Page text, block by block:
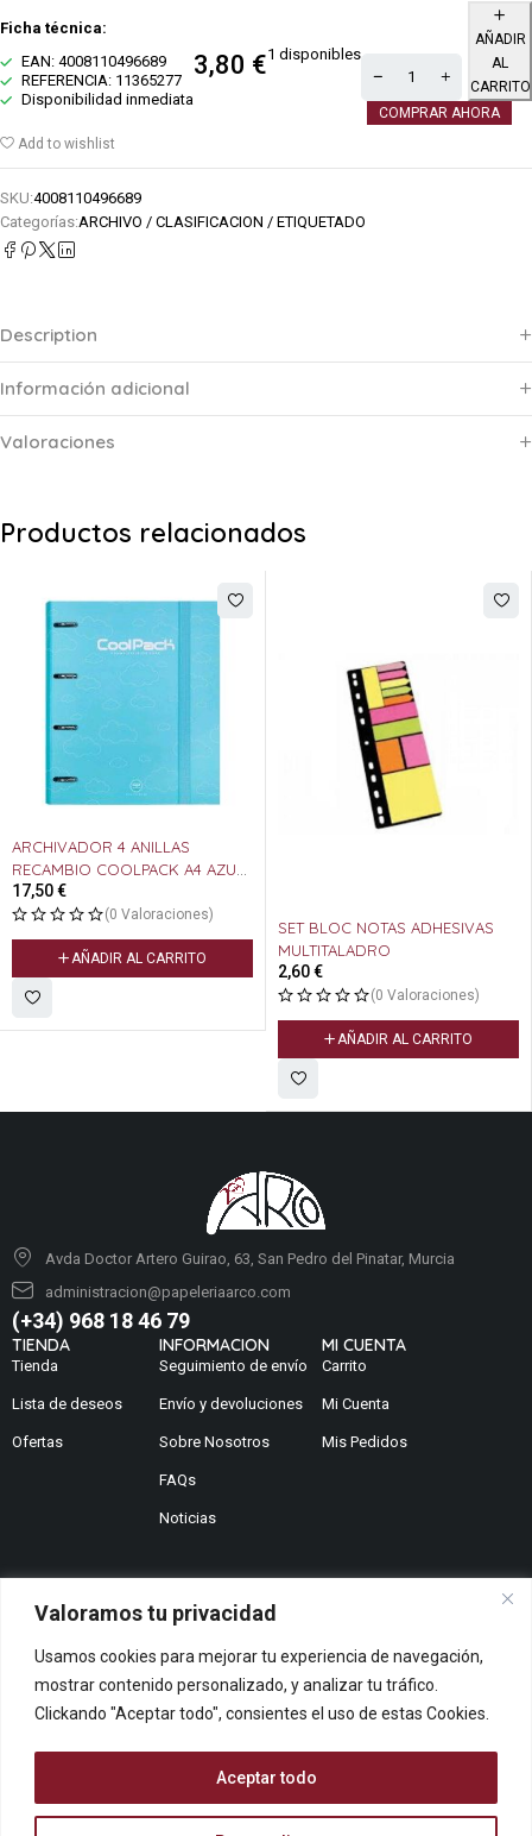
Valoramos tu privacidad
Usamos cookies para mejorar tu experiencia de navegación,
mostrar contenido personalizado, y analizar tu tráfico.
Clickando "Aceptar todo", consientes el uso de estas Cookies.
Aceptar todo
Ficha técnica:
EAN: 4008110496689
REFERENCIA: 11365277
Disponibilidad inmediata
3,80 €1 disponibles
AÑADIR
AL
CARRITO
COMPRAR AHORA
Add to wishlist
SKU:4008110496689
Categorías:ARCHIVO / CLASIFICACION / ETIQUETADO
Description
Información adicional
Valoraciones
Productos relacionados
ARCHIVADOR 4 ANILLAS
RECAMBIO COOLPACK A4 AZUL
PASTEL
17,50€
(0 Valoraciones)
AÑADIR AL CARRITO
SET BLOC NOTAS ADHESIVAS
MULTITALADRO
2,60€
(0 Valoraciones)
AÑADIR AL CARRITO
Avda Doctor Artero Guirao, 63, San Pedro del Pinatar, Murcia
administracion@papeleriaarco.com
(+34) 968 18 46 79
TIENDA
Tienda
Lista de deseos
Ofertas
INFORMACION
Seguimiento de envío
Envío y devoluciones
Sobre Nosotros
FAQs
Noticias
MI CUENTA
Carrito
Mi Cuenta
Mis Pedidos
¿Te podemos ayudar?
Queremos saber tu opinión